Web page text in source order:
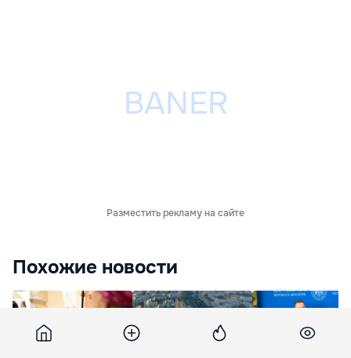
Разместить рекламу на сайте
Похожие новости